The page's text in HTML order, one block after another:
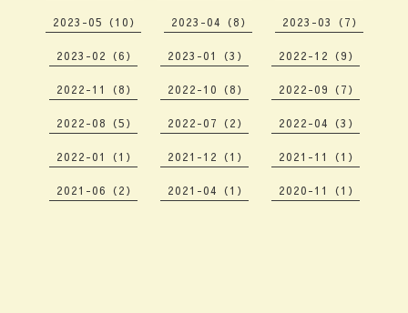
2023-05（10） 2023-04（8） 2023-03（7）
2023-02（6） 2023-01（3） 2022-12（9）
2022-11（8） 2022-10（8） 2022-09（7）
2022-08（5） 2022-07（2） 2022-04（3）
2022-01（1） 2021-12（1） 2021-11（1）
2021-06（2） 2021-04（1） 2020-11（1）